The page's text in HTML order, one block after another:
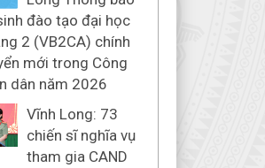
đào tạo đại học
2 (VB2CA) chính
mới trong Công
dân năm 2026
Vĩnh Long: 73
chiến sĩ nghĩa vụ
tham gia CAND